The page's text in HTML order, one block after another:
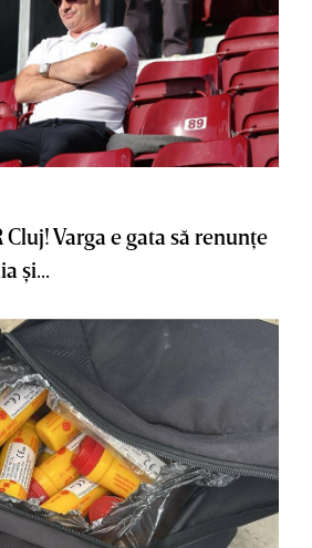
Varga e gata să renunţe
şi...